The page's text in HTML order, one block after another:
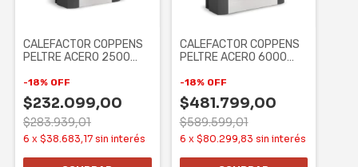
CALEFACTOR COPPENS
PELTRE ACERO 2500
-18% OFF
$232.099,00
$283.939,01
6 x $38.683,17 sin interés
CALEFACTOR COPPENS
PELTRE ACERO 6000
-18% OFF
$481.799,00
$589.599,01
6 x $80.299,83 sin interés